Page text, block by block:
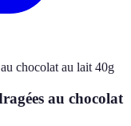
au chocolat